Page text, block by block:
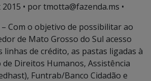
• por tmotta@fazenda.ms •
– Com o objetivo de possibilitar ao
de Mato Grosso do Sul acesso
linhas de crédito, as pastas ligadas à
de Direitos Humanos, Assistência
Funtrab/Banco Cidadão e